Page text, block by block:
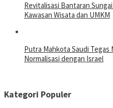
Revitalisasi Bantaran
Kawasan Wisata dan UMKM
Putra Mahkota Saudi
Normalisasi dengan Israel
Kategori Populer